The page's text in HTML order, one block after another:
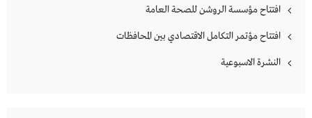
افتتاح مؤسسة الروشن للصحة العامة
افتتاح مؤتمر التكامل الاقتصادي بين المحافظات
النشرة الاسبوعية